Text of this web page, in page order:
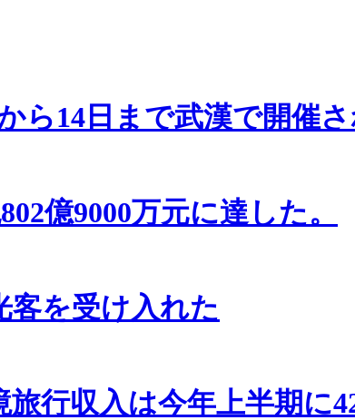
ら14日まで武漢で開催さ
億9000万元に達した。
客を受け入れた
行収入は今年上半期に